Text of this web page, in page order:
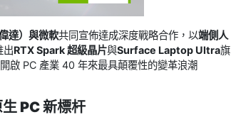
達）與微軟共同宣佈達成深度戰略合作，以端側人
出RTX Spark 超級晶片與Surface Laptop Ultra旗
啟 PC 產業 40 年來最具顛覆性的變革浪潮
PC 新標杆